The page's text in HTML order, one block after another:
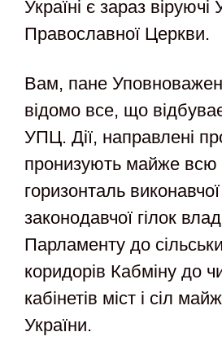
Україні є зараз віруючі
Православної Церкви.
Вам, пане
відомо все, що
УПЦ. Дії, направлені
пронизують майже всю
горизонталь
законодавчої гілок
Парламенту до
коридорів Кабміну до
кабінетів міст і сіл
України.